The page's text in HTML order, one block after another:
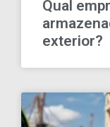
Qual
exterior?